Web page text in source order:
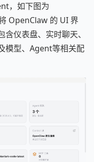
，如下图为
OpenClaw 的 UI 界
仪表盘、实时聊天、
模型、Agent等相关配